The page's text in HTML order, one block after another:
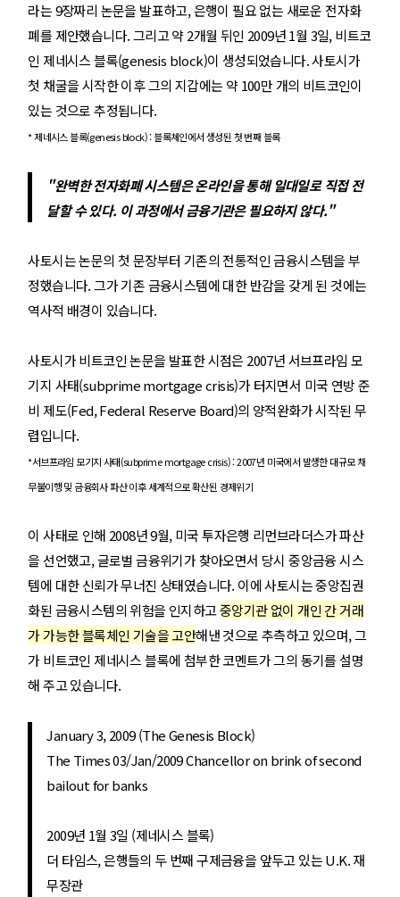
라는 9장짜리 논문을 발표하고, 은행이 필요 없는 새로운 전자화
폐를 제안했습니다.그리고 약 2개월 뒤인 2009년 1월 3일, 비트코
인 제네시스 블록(genesis block)이 생성되었습니다. 사토시가
첫 채굴을 시작한 이후 그의 지갑에는 약 100만 개의 비트코인이
있는 것으로 추정됩니다.
* 제네시스 블록(genesis block) : 블록체인에서 생성된 첫 번째 블록
"완벽한 전자화폐 시스템은 온라인을 통해 일대일로 직접 전
달할 수 있다. 이 과정에서 금융기관은 필요하지 않다."
사토시는 논문의 첫 문장부터 기존의 전통적인 금융시스템을 부
정했습니다. 그가 기존 금융시스템에 대한 반감을 갖게 된 것에는
역사적 배경이 있습니다.
사토시가 비트코인 논문을 발표한 시점은 2007년 서브프라임 모
기지 사태(subprime mortgage crisis)가 터지면서 미국 연방 준
비 제도(Fed, Federal Reserve Board)의 양적완화가 시작된 무
렵입니다.
*서브프라임 모기지 사태(subprime mortgage crisis) : 2007년 미국에서 발생한 대규모 채
무불이행 및 금융회사 파산 이후 세계적으로 확산된 경제위기
이 사태로 인해 2008년 9월, 미국 투자은행 리먼브라더스가 파산
을 선언했고, 글로벌 금융위기가 찾아오면서 당시 중앙금융 시스
템에 대한 신뢰가 무너진 상태였습니다. 이에 사토시는 중앙집권
화된 금융시스템의 위험을 인지하고중앙기관 없이 개인 간 거래
가 가능한 블록체인 기술을 고안해낸 것으로 추측하고 있으며, 그
가 비트코인 제네시스 블록에 첨부한 코멘트가 그의 동기를 설명
해 주고 있습니다.
January 3, 2009 (The Genesis Block)
The Times 03/Jan/2009 Chancellor on brink of second
bailout for banks
2009년 1월 3일 (제네시스 블록)
더 타임스, 은행들의 두 번째 구제금융을 앞두고 있는 U.K. 재
무장관